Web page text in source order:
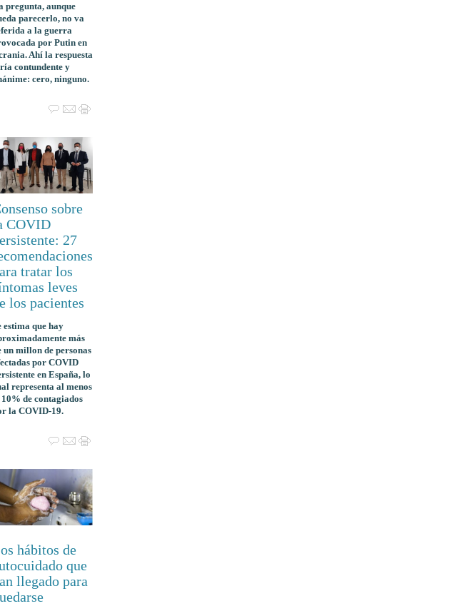
pregunta, aunque
parecerlo, no va
a la guerra
por Putin en
Ahí la respuesta
contundente y
cero, ninguno.
sobre
COVID
27
tratar los
leves
los pacientes
estima que hay
más
un millon de personas
por COVID
en España, lo
representa al menos
10% de contagiados
la COVID-19.
hábitos de
que
llegado para